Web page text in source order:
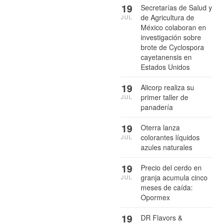
Secretarías de Salud y
de Agricultura de
México colaboran en
investigación sobre
brote de Cyclospora
cayetanensis en
Estados Unidos
19
JUL
Alicorp realiza su
primer taller de
panadería
19
JUL
Oterra lanza
colorantes líquidos
azules naturales
19
JUL
Precio del cerdo en
granja acumula cinco
meses de caída:
Opormex
19
JUL
DR Flavors &
19